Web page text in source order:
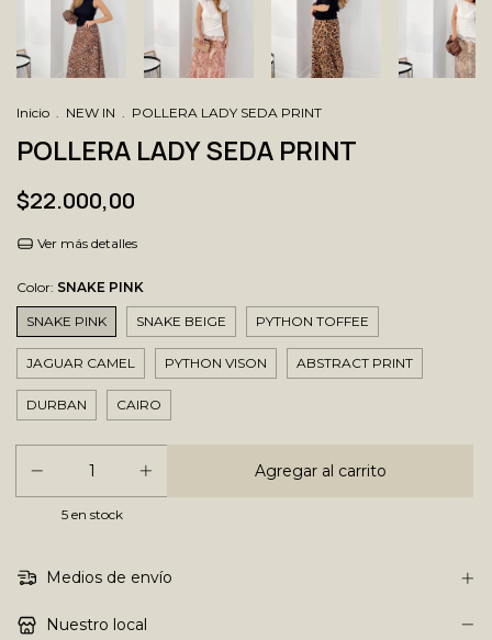
Inicio . NEW IN . POLLERA LADY SEDA PRINT
POLLERA LADY SEDA PRINT
$22.000,00
Ver más detalles
Color: SNAKE PINK
SNAKE PINK SNAKE BEIGE PYTHON TOFFEE
JAGUAR CAMEL PYTHON VISON ABSTRACT PRINT
DURBAN CAIRO
5en stock
Medios de envío
Nuestro local